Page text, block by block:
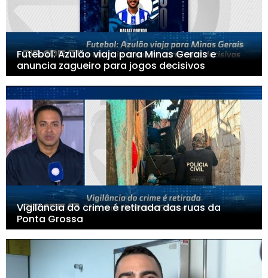
Futebol: Azulão viaja para Minas Gerais e
anuncia zagueiro para jogos decisivos
Vigilância do crime é retirada das ruas da
Ponta Grossa